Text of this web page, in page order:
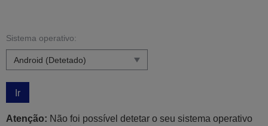
Sistema operativo:
Ir
Atenção: Não foi possível detetar o seu sistema operativo